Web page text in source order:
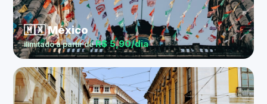
🇲🇽 México
ilimitado a partir deR$ 5,90/dia